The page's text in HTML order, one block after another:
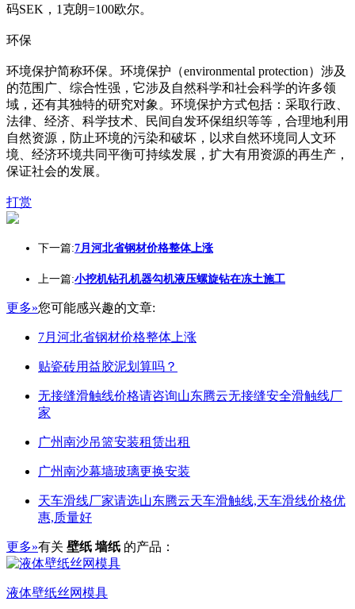
码SEK，1克朗=100欧尔。
环保
环境保护简称环保。环境保护（environmental protection）涉及
的范围广、综合性强，它涉及自然科学和社会科学的许多领
域，还有其独特的研究对象。环境保护方式包括：采取行政、
法律、经济、科学技术、民间自发环保组织等等，合理地利用
自然资源，防止环境的污染和破坏，以求自然环境同人文环
境、经济环境共同平衡可持续发展，扩大有用资源的再生产，
保证社会的发展。
打赏
下一篇:7月河北省钢材价格整体上涨
上一篇:小挖机钻孔机器勾机液压螺旋钻在冻土施工
更多»您可能感兴趣的文章:
7月河北省钢材价格整体上涨
贴瓷砖用益胶泥划算吗？
无接缝滑触线价格请咨询山东腾云无接缝安全滑触线厂
家
广州南沙吊篮安装租赁出租
广州南沙幕墙玻璃更换安装
天车滑线厂家请选山东腾云天车滑触线,天车滑线价格优
惠,质量好
更多»有关 壁纸 墙纸 的产品：
液体壁纸丝网模具